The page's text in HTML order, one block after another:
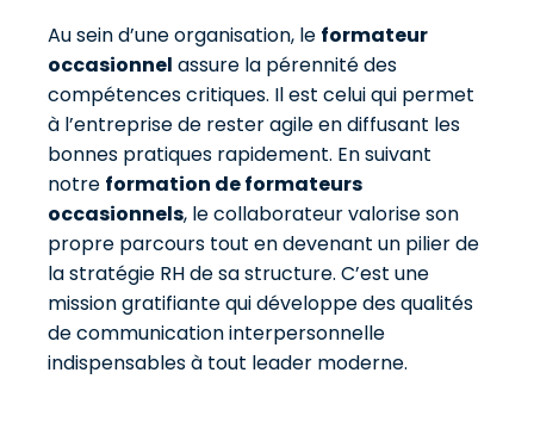
Au sein d’une organisation, le formateur
occasionnel assure la pérennité des
compétences critiques. Il est celui qui permet
à l’entreprise de rester agile en diffusant les
bonnes pratiques rapidement. En suivant
notre formation de formateurs
occasionnels, le collaborateur valorise son
propre parcours tout en devenant un pilier de
la stratégie RH de sa structure. C’est une
mission gratifiante qui développe des qualités
de communication interpersonnelle
indispensables à tout leader moderne.